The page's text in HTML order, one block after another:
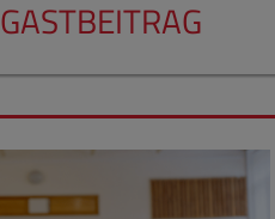
GASTBEITRAG